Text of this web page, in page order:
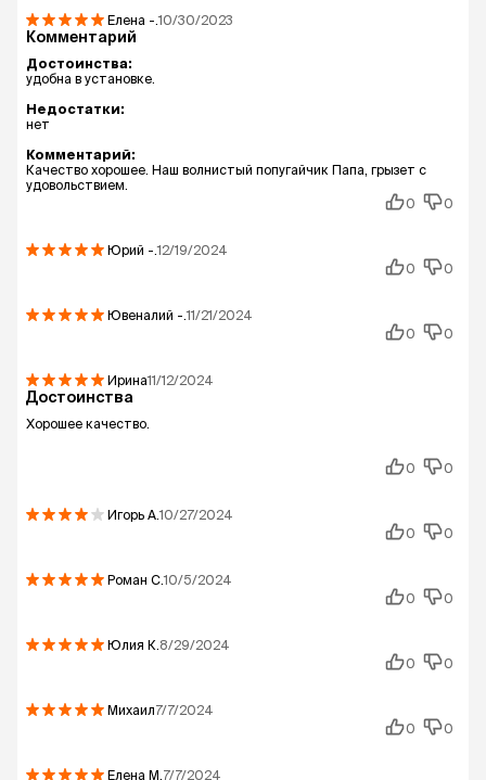
Елена -.10/30/2023
Комментарий
Достоинства:
удобна в установке.
Недостатки:
нет
Комментарий:
Качество хорошее. Наш волнистый попугайчик Папа, грызет с
удовольствием.
0
0
Юрий -.12/19/2024
0
0
Ювеналий -.11/21/2024
0
0
Ирина11/12/2024
Достоинства
Хорошее качество.
0 0
Игорь А.10/27/2024
0
0
Роман С.10/5/2024
0
0
Юлия К. 8/29/2024
0
0
Михаил7/7/2024
0
0
Елена М. 7/7/2024